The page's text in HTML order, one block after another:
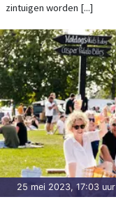
zintuigen worden [...]
25 mei 2023, 17:03 uur